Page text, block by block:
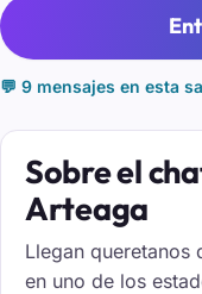
💬 9 mensajes en esta
Sobre el
Arteaga
Llegan queretanos
en uno de los